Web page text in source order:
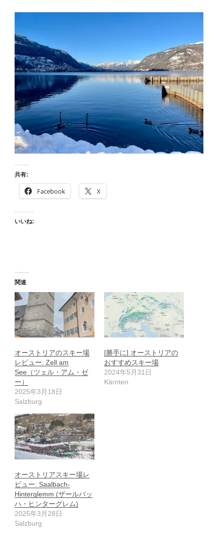
共有:
Facebook X
いいね:
関連
オーストリアのスキー場
レビュー: Zell am
See（ツェル・アム・ゼ
ー）
2025年3月18日
Salzburg
[勝手に] オーストリアの
おすすめスキー場
2024年5月31日
Kärnten
オーストリアスキー場レ
ビュー: Saalbach-
Hinterglemm (ザールバッ
ハ・ヒンターグレム)
2025年3月28日
Salzburg